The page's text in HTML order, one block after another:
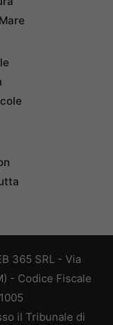
365 SRL - Via
- Codice Fiscale
il Tribunale di